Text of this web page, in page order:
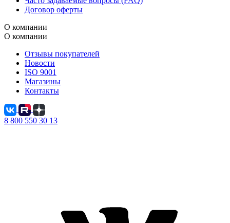
Договор оферты
О компании
О компании
Отзывы покупателей
Новости
ISO 9001
Магазины
Контакты
8 800 550 30 13